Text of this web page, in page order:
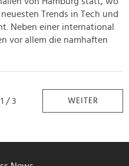
Trends in Tech und
Neben einer international
vor allem die namhaften
/ 3 WEITER